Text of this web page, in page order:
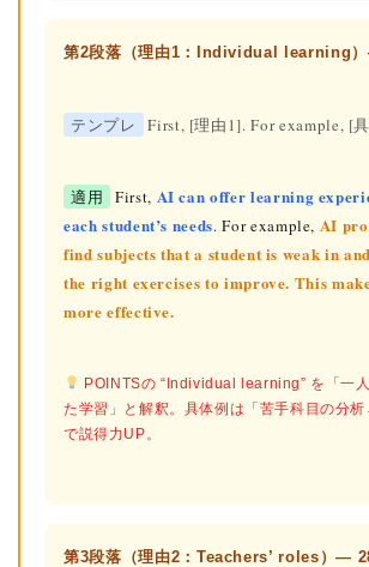
第2段落（理由1：Individual learning
テンプレ First, [理由1]. For example, [
適用 First, AI can offer learning
each student’s needs. For example, AI
find subjects that a student is weak in
the right exercises to improve. This
more effective.
POINTSの “Individual learning” を「一
た学習」と解釈。具体例は「苦手科目の分析
で説得力UP。
第3段落（理由2：Teachers’ roles）—